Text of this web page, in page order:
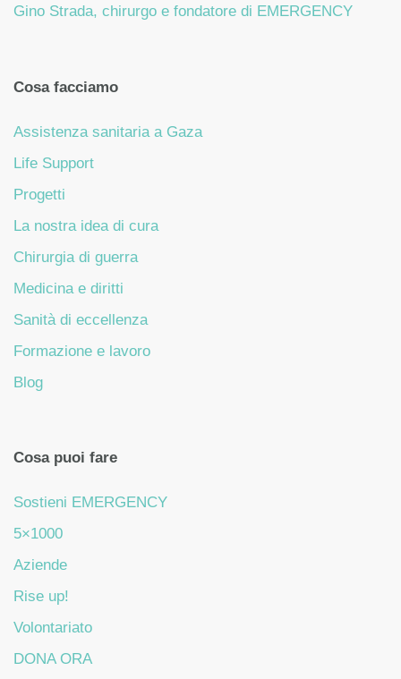
Gino Strada, chirurgo e fondatore di EMERGENCY
Cosa facciamo
Assistenza sanitaria a Gaza
Life Support
Progetti
La nostra idea di cura
Chirurgia di guerra
Medicina e diritti
Sanità di eccellenza
Formazione e lavoro
Blog
Cosa puoi fare
Sostieni EMERGENCY
5×1000
Aziende
Rise up!
Volontariato
DONA ORA